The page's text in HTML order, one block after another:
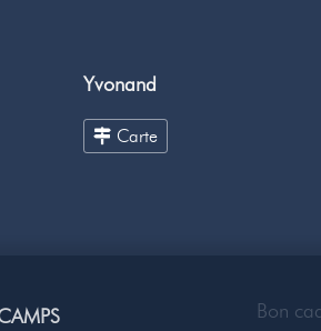
Yvonand
Carte
Bon